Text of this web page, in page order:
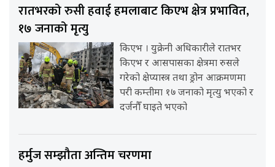
रातभरको रुसी हवाई हमलाबाट किएभ क्षेत्र प्रभावित,
१७ जनाको मृत्यु
किएभ । युक्रेनी अधिकारीले रातभर
किएभ र आसपासका क्षेत्रमा रुसले
गरेको क्षेप्यास्त्र तथा ड्रोन आक्रमणमा
परी कम्तीमा १७ जनाको मृत्यु भएको र
दर्जनौँ घाइते भएको
हर्मुज सम्झौता अन्तिम चरणमा